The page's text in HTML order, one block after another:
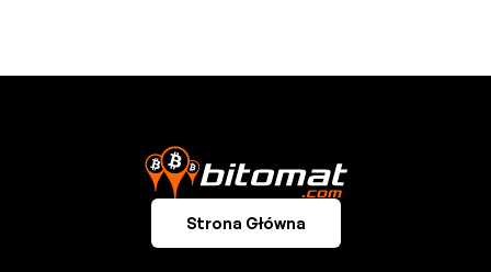
Strona Główna